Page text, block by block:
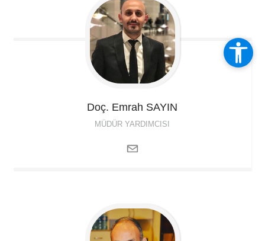
Doç. Emrah SAYIN
MÜDÜR YARDIMCISI